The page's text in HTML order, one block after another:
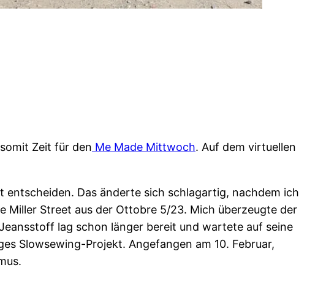
Zeit für den Me Made Mittwoch. Auf dem virtuellen
Das änderte sich schlagartig, nachdem ich
Miller Street aus der Ottobre 5/23. Mich überzeugte der
lag schon länger bereit und wartete auf seine
Slowsewing-Projekt. Angefangen am 10. Februar,